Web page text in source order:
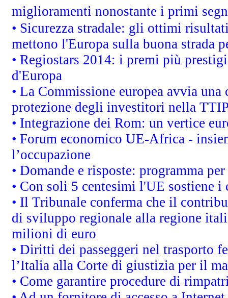
miglioramenti nonostante i primi
• Sicurezza stradale: gli ottimi
mettono l'Europa sulla buona strada
• Regiostars 2014: i premi più
d'Europa
• La Commissione europea avvia
protezione degli investitori nella
• Integrazione dei Rom: un vertice
• Forum economico UE-Africa -
l’occupazione
• Domande e risposte: programma
• Con soli 5 centesimi l'UE sostiene
• Il Tribunale conferma che il
di sviluppo regionale alla regione
milioni di euro
• Diritti dei passeggeri nel trasporto
l’Italia alla Corte di giustizia per il
• Come garantire procedure di